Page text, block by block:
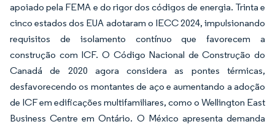
apoiado pela FEMA e do rigor dos códigos de energia. Trinta e
cinco estados dos EUA adotaram o IECC 2024, impulsionando
requisitos de isolamento contínuo que favorecem a
construção com ICF. O Código Nacional de Construção do
Canadá de 2020 agora considera as pontes térmicas,
desfavorecendo os montantes de aço e aumentando a adoção
de ICF em edificações multifamiliares, como o Wellington East
Business Centre em Ontário. O México apresenta demanda